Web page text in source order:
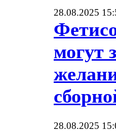
28.08.2025
могут
28.08.2025